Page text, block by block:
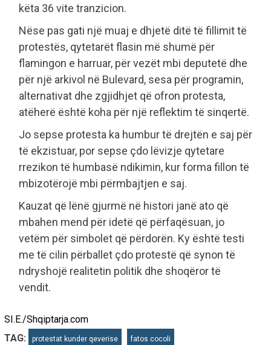
këta 36 vite tranzicion.
Nëse pas gati një muaj e dhjetë ditë të fillimit të
protestës, qytetarët flasin më shumë për
flamingon e harruar, për vezët mbi deputetë dhe
për një arkivol në Bulevard, sesa për programin,
alternativat dhe zgjidhjet që ofron protesta,
atëherë është koha për një reflektim të sinqertë.
Jo sepse protesta ka humbur të drejtën e saj për
të ekzistuar, por sepse çdo lëvizje qytetare
rrezikon të humbasë ndikimin, kur forma fillon të
mbizotërojë mbi përmbajtjen e saj.
Kauzat që lënë gjurmë në histori janë ato që
mbahen mend për idetë që përfaqësuan, jo
vetëm për simbolet që përdorën. Ky është testi
me të cilin përballet çdo protestë që synon të
ndryshojë realitetin politik dhe shoqëror të
vendit.
SI.E./Shqiptarja.com
TAG:
protestat kunder qeverise fatos cocoli